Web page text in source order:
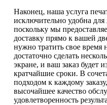
Наконец, наша услуга
исключительно удобна
поскольку мы
доставку прямо к вашей
нужно тратить свое
достаточно сделать
экране, и ваш заказ будет
кратчайшие сроки. В
подходом к каждому
высочайшее качество
удовлетворенность